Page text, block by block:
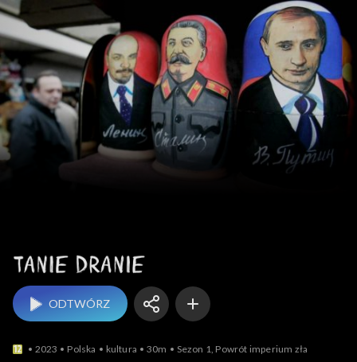
ODTWÓRZ
2023 Polska kultura 30m Sezon 1, Powrót imperium zła